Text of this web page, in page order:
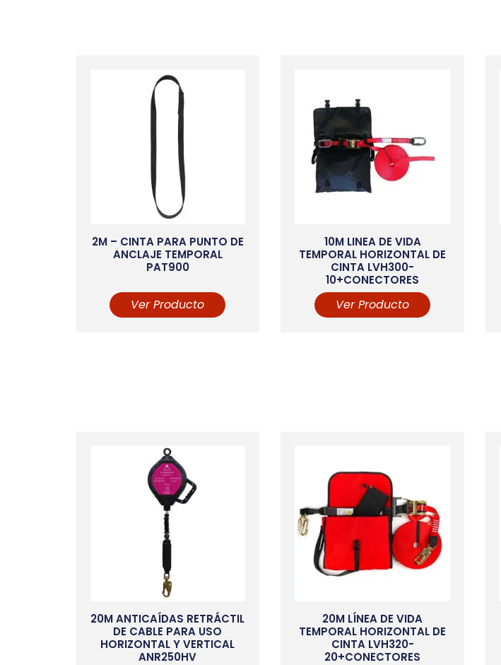
2M – CINTA PARA PUNTO DE
ANCLAJE TEMPORAL
PAT900
Ver Producto
10M LINEA DE VIDA
TEMPORAL HORIZONTAL DE
CINTA LVH300-
10+CONECTORES
Ver Producto
20M ANTICAÍDAS RETRÁCTIL
DE CABLE PARA USO
HORIZONTAL Y VERTICAL
ANR250HV
20M LÍNEA DE VIDA
TEMPORAL HORIZONTAL DE
CINTA LVH320-
20+CONECTORES